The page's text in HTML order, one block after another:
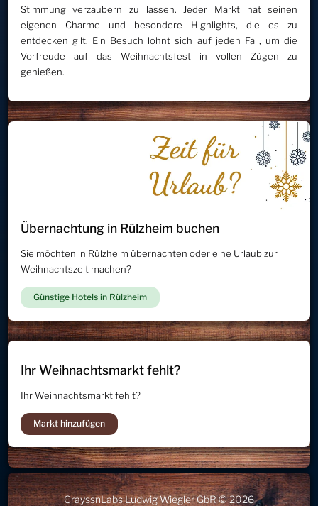
Stimmung verzaubern zu lassen. Jeder Markt hat seinen
eigenen Charme und besondere Highlights, die es zu
entdecken gilt. Ein Besuch lohnt sich auf jeden Fall, um die
Vorfreude auf das Weihnachtsfest in vollen Zügen zu
genießen.
Übernachtung in Rülzheim buchen
Sie möchten in Rülzheim übernachten oder eine Urlaub zur
Weihnachtszeit machen?
Günstige Hotels in Rülzheim
Ihr Weihnachtsmarkt fehlt?
Ihr Weihnachtsmarkt fehlt?
Markt hinzufügen
CrayssnLabs Ludwig Wiegler GbR © 2026